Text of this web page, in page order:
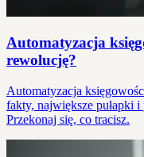
Automatyzacja
rewolucję?
Automatyzacja
fakty, największe pułapki
Przekonaj się, co tracisz.